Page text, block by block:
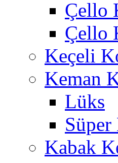
Çello
Çello
Keçeli
Keman
Lüks
Süper
Kabak